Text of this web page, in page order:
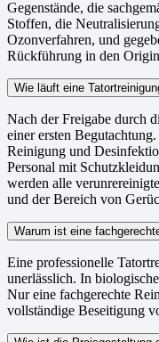
Gegenstände, die
Stoffen, die
Ozonverfahren, und
Rückführung in den
Wie läuft eine
Nach der Freigabe durch
einer ersten
Reinigung und
Personal mit
werden alle
und der Bereich von
Warum ist eine
Eine professionelle
unerlässlich. In
Nur eine fachgerechte
vollständige Beseitigung